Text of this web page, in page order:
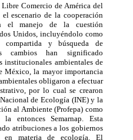
Comercio de América del
escenario de la cooperación
el manejo de la cuestión
Unidos, incluyéndolo como
compartida y búsqueda de
cambios han significado
institucionales ambientales de
México, la mayor importancia
obligaron a efectuar
por lo cual se crearon
de Ecología (INE) y la
al Ambiente (Profepa) como
la entonces Semarnap. Esta
atribuciones a los gobiernos
en materia de ecología. El